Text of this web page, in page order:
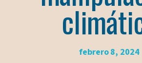
febrero 8, 2024